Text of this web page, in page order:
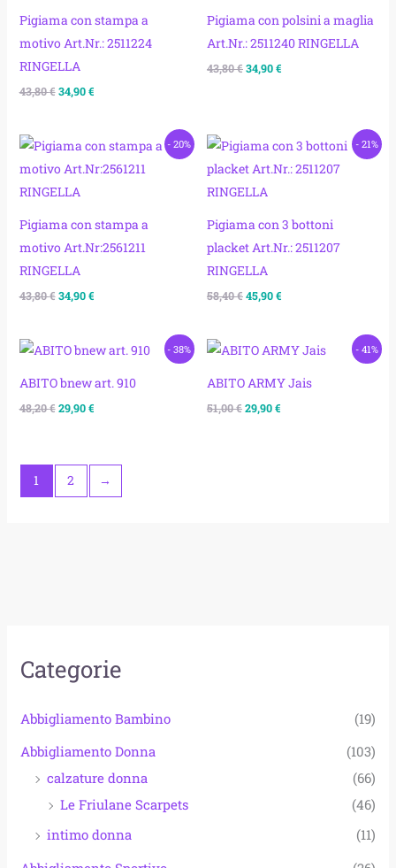
Pigiama con stampa a
motivo Art.Nr.: 2511224
RINGELLA
43,80€ 34,90€
Pigiama con polsini a maglia
Art.Nr.: 2511240 RINGELLA
43,80€34,90€
- 20%
Pigiama con stampa a
motivo Art.Nr:2561211
RINGELLA
43,80€
Il
prezzo
originale
43,80 €.
34,90€
Il
prezzo
attuale
- 21%
Pigiama con 3 bottoni
placket Art.Nr.: 2511207
RINGELLA
58,40€
Il
prezzo
originale
58,40 €.
45,90€
Il
prezzo
attuale
- 38%
ABITO bnew art. 910
48,20€
Il
prezzo
era:
48,20 €.
29,90€
Il
prezzo
è:
29,90 €.
- 41%
ABITO ARMY Jais
51,00€
Il
prezzo
era:
51,00 €.
29,90€
Il
prezzo
è:
1 2 →
Categorie
Abbigliamento Bambino
(19)
Abbigliamento Donna
(103)
calzature donna
(66)
Le Friulane Scarpets
(46)
intimo donna
(11)